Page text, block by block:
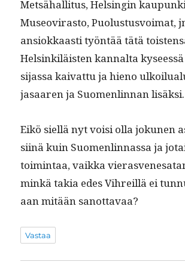
Met­sähal­li­tus, Helsin­gin
Museovi­ras­to, Puo­lus­tusvoimat,
ansiokkaasti työn­tää tätä
Helsinkiläis­ten kannal­ta
sijas­sa kai­vat­tu ja hieno
jasaaren ja Suomen­lin­nan lisäksi.
Eikö siel­lä nyt voisi olla jokunen
siinä kuin Suomen­lin­nas­sa ja
toim­intaa, vaik­ka
minkä takia edes Vihreil­lä ei
aan mitään sanottavaa?
Vastaa